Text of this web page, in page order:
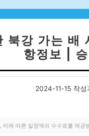
북강 가는
항정보 |
2024-11-15 작성
에 따른 일정액의 수수료를 제공